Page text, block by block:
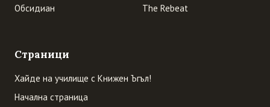
Обсидиан
The Rebeat
Страници
Хайде на училище с Книжен Ъгъл!
Начална страница